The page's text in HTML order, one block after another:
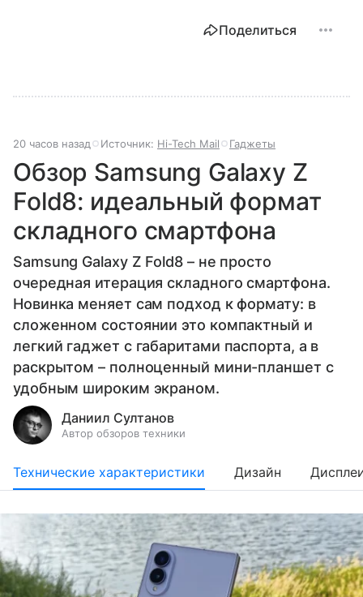
Поделиться
20 часов назад Источник: Hi-Tech Mail Гаджеты
Обзор Samsung Galaxy Z
Fold8: идеальный формат
складного смартфона
Samsung Galaxy Z Fold8 – не просто
очередная итерация складного смартфона.
Новинка меняет сам подход к формату: в
сложенном состоянии это компактный и
легкий гаджет с габаритами паспорта, а в
раскрытом – полноценный мини-планшет с
удобным широким экраном.
Даниил Султанов
Автор обзоров техники
Технические характеристики Дизайн